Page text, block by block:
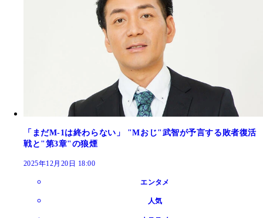
「まだM-1は終わらない」 "Mおじ"武智が予言する敗者復活
戦と"第3章"の狼煙
2025年12月20日 18:00
エンタメ
人気